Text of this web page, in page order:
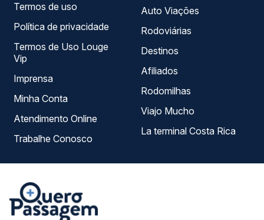
Termos de uso
Política de privacidade
Termos de Uso Louge
Vip
Imprensa
Minha Conta
Atendimento Online
Trabalhe Conosco
Auto Viações
Rodoviárias
Destinos
Afiliados
Rodomilhas
Viajo Mucho
La terminal Costa Rica